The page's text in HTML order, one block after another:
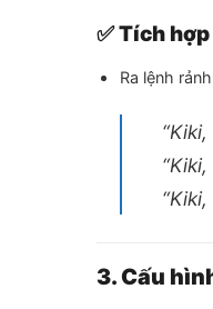
✅Tích
Ra lệnh
3. Cấu